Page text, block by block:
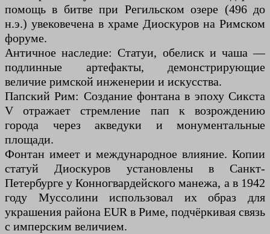
помощь в битве при Регильском озере (496 до
н.э.) увековечена в храме Диоскуров на Римском
форуме.
Античное наследие: Статуи, обелиск и чаша —
подлинные артефакты, демонстрирующие
величие римской инженерии и искусства.
Папский Рим: Создание фонтана в эпоху Сикста
V отражает стремление пап к возрождению
города через акведуки и монументальные
площади.
Фонтан имеет и международное влияние. Копии
статуй Диоскуров установлены в Санкт-
Петербурге у Конногвардейского манежа, а в 1942
году Муссолини использовал их образ для
украшения района EUR в Риме, подчёркивая связь
с имперским величием.